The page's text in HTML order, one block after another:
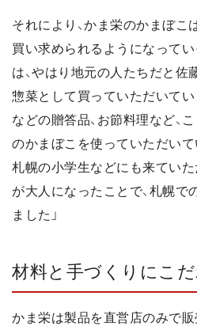
それにより、かま栄のかまぼこ
買い求められるようになってい
は、やはり地元の人たちだと佐
惣菜として買っていただいてい
などの贈答品、お節料理など、
のかまぼこを使っていただい
札幌の小学生などにも来ていた
が大人になったことで、札幌で
ました」
材料と手づくりにこ
かま栄は製品を直営店のみで販